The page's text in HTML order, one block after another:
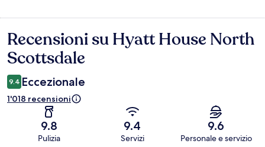
Recensioni
Recensioni su Hyatt House North
Scottsdale
9.4 Eccezionale
1'018 recensioni
9.8
Pulizia
9.4
Servizi
9.6
Personale e servizio